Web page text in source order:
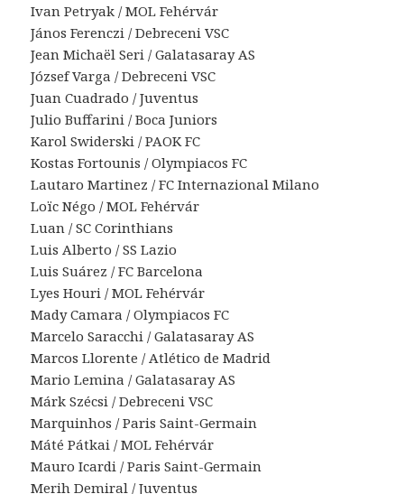
Ivan Petryak / MOL Fehérvár
János Ferenczi / Debreceni VSC
Jean Michaël Seri / Galatasaray AS
József Varga / Debreceni VSC
Juan Cuadrado / Juventus
Julio Buffarini / Boca Juniors
Karol Swiderski / PAOK FC
Kostas Fortounis / Olympiacos FC
Lautaro Martinez / FC Internazional Milano
Loïc Négo / MOL Fehérvár
Luan / SC Corinthians
Luis Alberto / SS Lazio
Luis Suárez / FC Barcelona
Lyes Houri / MOL Fehérvár
Mady Camara / Olympiacos FC
Marcelo Saracchi / Galatasaray AS
Marcos Llorente / Atlético de Madrid
Mario Lemina / Galatasaray AS
Márk Szécsi / Debreceni VSC
Marquinhos / Paris Saint-Germain
Máté Pátkai / MOL Fehérvár
Mauro Icardi / Paris Saint-Germain
Merih Demiral / Juventus